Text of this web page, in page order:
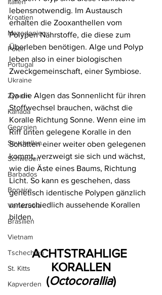
Kroatien
Mazedonien
Polen
Portugal
Ukraine
Zypern
Kanada
Georgien
Seychellen
Schweden
Barbados
Bonaire
Venezuela
Brasilien
Vietnam
Tschechien
St. Kitts
Kapverden
lebensnotwendig. Im Austausch
erhalten die Zooxanthellen vom
Polypen Nährstoffe, die diese zum
Überleben benötigen. Alge und Polyp
leben also in einer biologischen
Zweckgemeinschaft, einer Symbiose.
Da die Algen das Sonnenlicht für ihren
Stoffwechsel brauchen, wächst die
Koralle Richtung Sonne. Wenn eine im
Riff unten gelegene Koralle in den
Schatten einer weiter oben gelegenen
kommt, verzweigt sie sich und wächst,
wie die Äste eines Baums, Richtung
Licht. So kann es geschehen, dass
genetisch identische Polypen gänzlich
unterschiedlich aussehende Korallen
bilden.
ACHTSTRAHLIGE
KORALLEN
(Octocorallia)